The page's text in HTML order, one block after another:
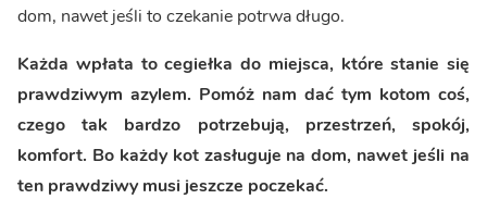
dom, nawet jeśli to czekanie potrwa długo.
Każda wpłata to cegiełka do miejsca, które stanie się
prawdziwym azylem. Pomóż nam dać tym kotom coś,
czego tak bardzo potrzebują, przestrzeń, spokój,
komfort. Bo każdy kot zasługuje na dom, nawet jeśli na
ten prawdziwy musi jeszcze poczekać.